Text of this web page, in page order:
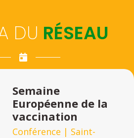
DU RÉSEAU
Semaine
Européenne de la
vaccination
Conférence | Saint-